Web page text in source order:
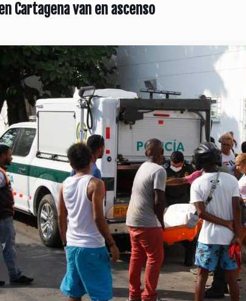
Cartagena van en ascenso